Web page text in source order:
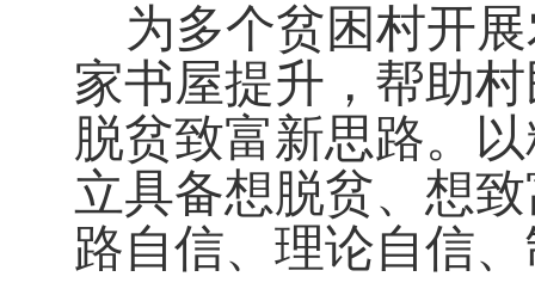
为多个贫困村开
家书屋提升，帮助
脱贫致富新思路。
立具备想脱贫、想
路自信、理论自信